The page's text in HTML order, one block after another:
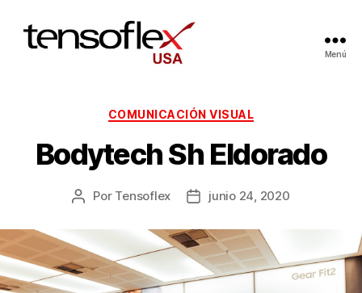
Menú
COMUNICACIÓN VISUAL
Bodytech Sh Eldorado
Por Tensoflex junio 24, 2020